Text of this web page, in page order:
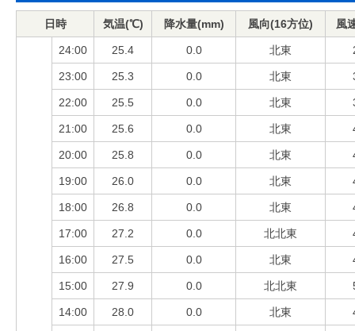
日時 気温(℃) 降水量(mm) 風向(16方位) 風
24:00 25.4 0.0 北東
23:00 25.3 0.0 北東
22:00 25.5 0.0 北東
21:00 25.6 0.0 北東
20:00 25.8 0.0 北東
19:00 26.0 0.0 北東
18:00 26.8 0.0 北東
17:00 27.2 0.0 北北東
16:00 27.5 0.0 北東
15:00 27.9 0.0 北北東
14:00 28.0 0.0 北東